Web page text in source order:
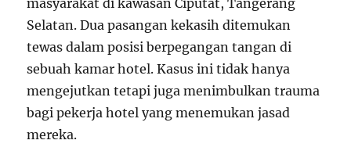
Selatan. Dua pasangan kekasih ditemukan
tewas dalam posisi berpegangan tangan di
sebuah kamar hotel. Kasus ini tidak hanya
mengejutkan tetapi juga menimbulkan trauma
bagi pekerja hotel yang menemukan jasad
mereka.